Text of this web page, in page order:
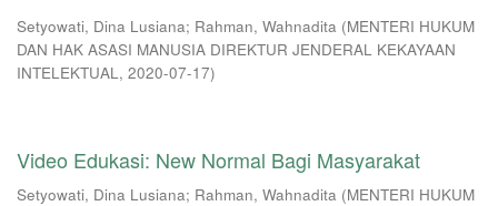
Setyowati, Dina Lusiana; Rahman, Wahnadita (MENTERI HUKUM
DAN HAK ASASI MANUSIA DIREKTUR JENDERAL KEKAYAAN
INTELEKTUAL, 2020-07-17)
Video Edukasi: New Normal Bagi Masyarakat
Setyowati, Dina Lusiana; Rahman, Wahnadita (MENTERI HUKUM